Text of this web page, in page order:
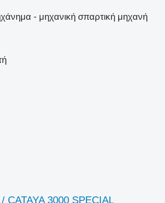
- μηχανική σπαρτική μηχανή
CATAYA 3000 SPECIAL